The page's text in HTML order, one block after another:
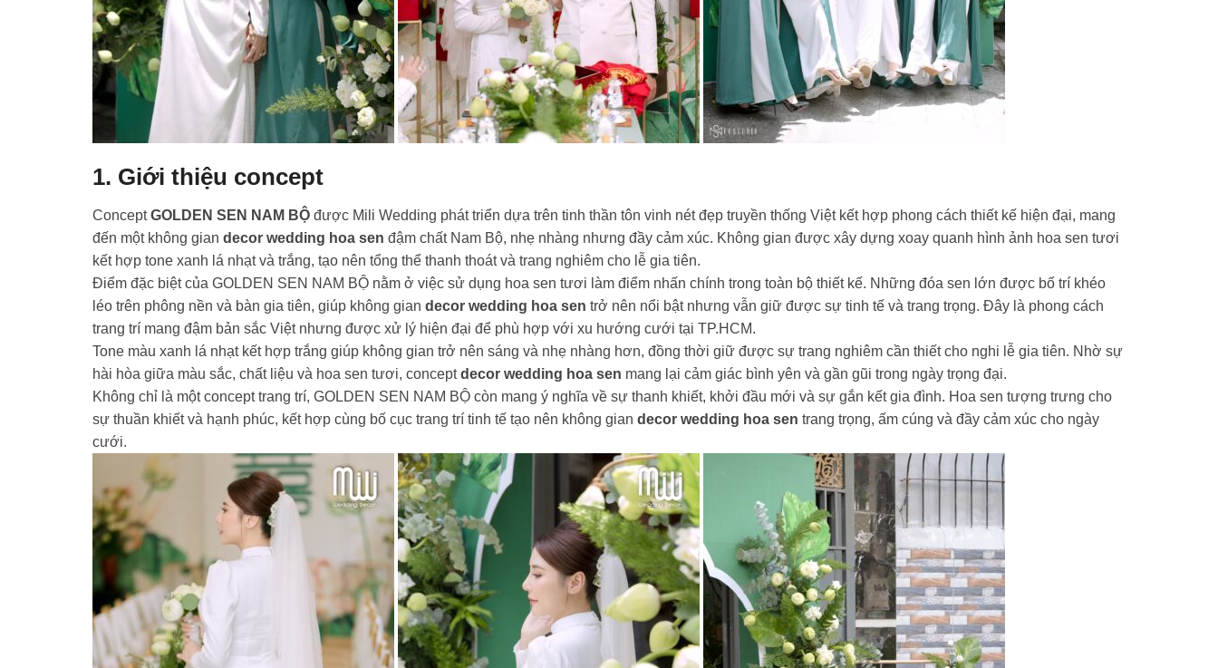
1. Giới thiệu concept
ConceptGOLDEN SEN NAM BỘ được Mili Wedding phát triển dựa trên tinh thần tôn vinh nét đẹp truyền thống Việt kết hợp phong cách thiết kế hiện đại, mang
đến một không gian decor wedding hoa sen đậm chất Nam Bộ, nhẹ nhàng nhưng đầy cảm xúc. Không gian được xây dựng xoay quanh hình ảnh hoa sen tươi
kết hợp tone xanh lá nhạt và trắng, tạo nên tổng thể thanh thoát và trang nghiêm cho lễ gia tiên.
Điểm đặc biệt của GOLDEN SEN NAM BỘ nằm ở việc sử dụng hoa sen tươi làm điểm nhấn chính trong toàn bộ thiết kế. Những đóa sen lớn được bố trí khéo
léo trên phông nền và bàn gia tiên, giúp không gian decor wedding hoa sen trở nên nổi bật nhưng vẫn giữ được sự tinh tế và trang trọng. Đây là phong cách
trang trí mang đậm bản sắc Việt nhưng được xử lý hiện đại để phù hợp với xu hướng cưới tại TP.HCM.
Tone màu xanh lá nhạt kết hợp trắng giúp không gian trở nên sáng và nhẹ nhàng hơn, đồng thời giữ được sự trang nghiêm cần thiết cho nghi lễ gia tiên. Nhờ sự
hài hòa giữa màu sắc, chất liệu và hoa sen tươi, conceptdecor wedding hoa sen mang lại cảm giác bình yên và gần gũi trong ngày trọng đại.
Không chỉ là một concept trang trí, GOLDEN SEN NAM BỘ còn mang ý nghĩa về sự thanh khiết, khởi đầu mới và sự gắn kết gia đình. Hoa sen tượng trưng cho
sự thuần khiết và hạnh phúc, kết hợp cùng bố cục trang trí tinh tế tạo nên không gian decor wedding hoa sen trang trọng, ấm cúng và đầy cảm xúc cho ngày
cưới.